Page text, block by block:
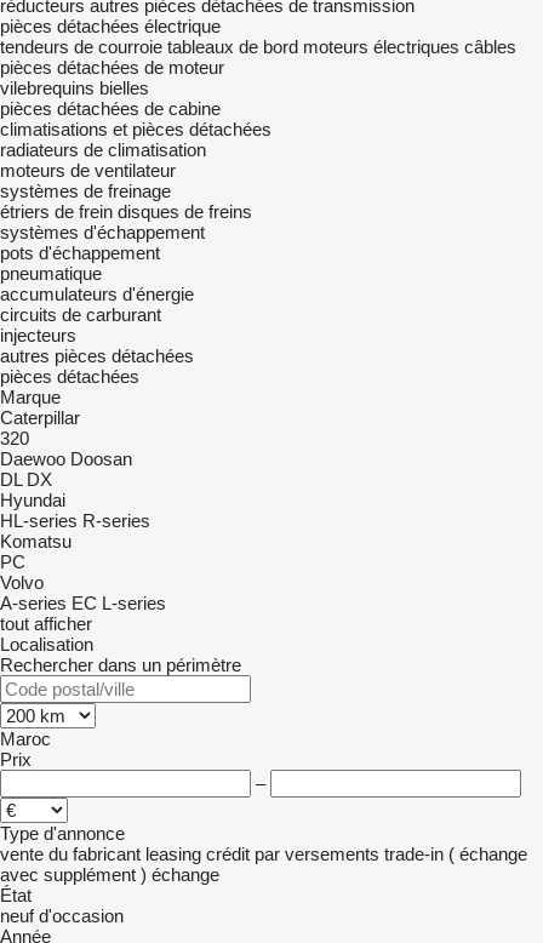
réducteurs autres pièces détachées de transmission
pièces détachées électrique
tendeurs de courroie tableaux de bord moteurs électriques câbles
pièces détachées de moteur
vilebrequins bielles
pièces détachées de cabine
climatisations et pièces détachées
radiateurs de climatisation
moteurs de ventilateur
systèmes de freinage
étriers de frein disques de freins
systèmes d'échappement
pots d'échappement
pneumatique
accumulateurs d'énergie
circuits de carburant
injecteurs
autres pièces détachées
pièces détachées
Marque
Caterpillar
320
Daewoo Doosan
DL DX
Hyundai
HL-series R-series
Komatsu
PC
Volvo
A-series EC L-series
tout afficher
Localisation
Rechercher dans un périmètre
Maroc
Prix
–
Type d'annonce
vente du fabricant leasing crédit par versements trade-in ( échange
avec supplément ) échange
État
neuf d'occasion
Année